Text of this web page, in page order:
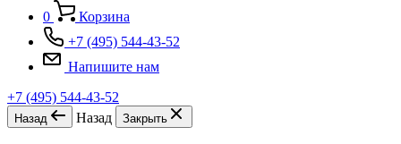
0
Корзина
+7 (495) 544-43-52
Напишите нам
+7 (495) 544-43-52
Назад Назад Закрыть